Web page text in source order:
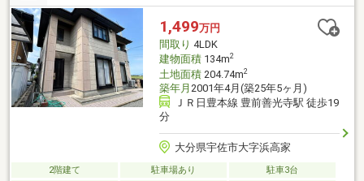
1,499万円
間取り 4LDK
建物面積134m2
土地面積204.74m2
築年月 2001年4月(築25年5ヶ月)
ＪＲ日豊本線 豊前善光寺駅 徒歩19
分
大分県宇佐市大字浜高家
2階建て 駐車場あり
駐車3台